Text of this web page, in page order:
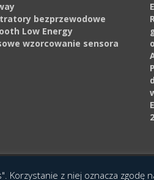
bezprzewodowe
Low Energy
wzorcowanie sensora
Interaktywna Epoka (e-poka.com).
z niej oznacza zgodę